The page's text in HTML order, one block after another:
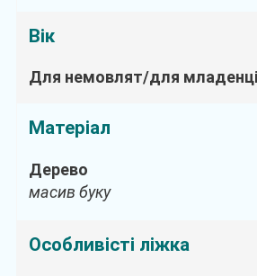
Вік
Для немовлят/для
Матеріал
Дерево
масив буку
Особливісті ліжка